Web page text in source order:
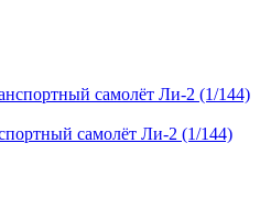
самолёт Ли-2 (1/144)